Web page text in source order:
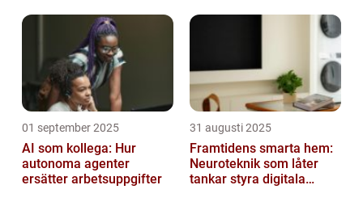
01 september 2025
AI som kollega: Hur
autonoma agenter
ersätter arbetsuppgifter
31 augusti 2025
Framtidens smarta hem:
Neuroteknik som låter
tankar styra digitala